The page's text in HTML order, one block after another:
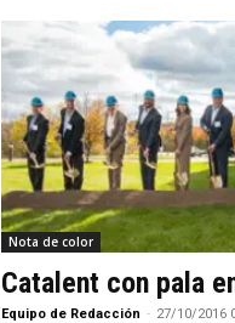
Nota de color
Catalent con pala
Equipo de Redacción - 27/10/2016